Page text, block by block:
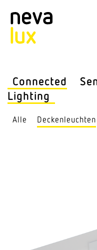
Connected
Lighting
Alle Decken­leuchten